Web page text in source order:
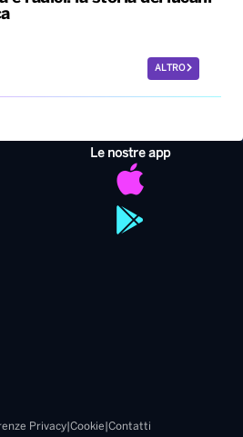
ALTRO
Le nostre app
Privacy| Cookie Contatti